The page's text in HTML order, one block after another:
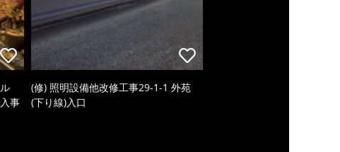
ル
事
(修) 照明設備他改修工事29-1-1 外苑
(下り線)入口